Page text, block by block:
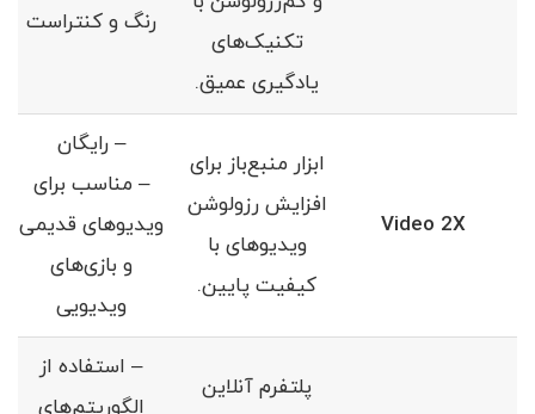
تکنیک‌های
یادگیری عمیق.
رنگ و کنتراست
Video 2X
ابزار منبع‌باز برای
افزایش رزولوشن
ویدیوهای با
کیفیت پایین.
– رایگان
– مناسب برای
ویدیوهای قدیمی
و بازی‌های
ویدیویی
پلتفرم آنلاین
– استفاده از